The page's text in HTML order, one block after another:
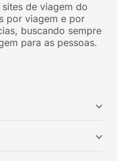
de viagem do
por viagem e por
buscando sempre
para as pessoas.